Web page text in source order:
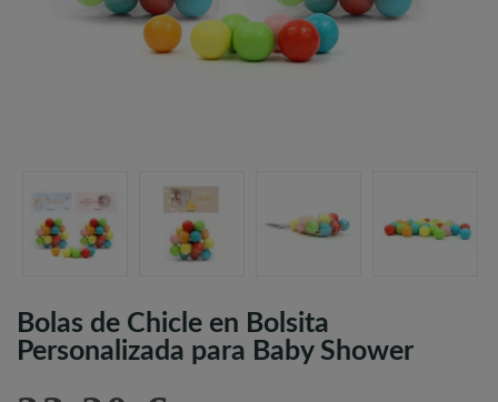
Bolas de Chicle en Bolsita
Personalizada para Baby Shower